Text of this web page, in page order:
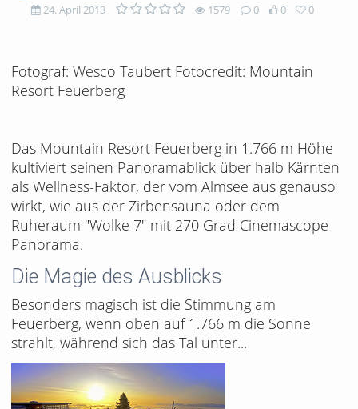
24. April 2013 1579
views
0
Kommentare
0
likes
0
favorites
Fotograf: Wesco Taubert Fotocredit: Mountain
Resort Feuerberg
Das Mountain Resort Feuerberg in 1.766 m Höhe
kultiviert seinen Panoramablick über halb Kärnten
als Wellness-Faktor, der vom Almsee aus genauso
wirkt, wie aus der Zirbensauna oder dem
Ruheraum "Wolke 7" mit 270 Grad Cinemascope-
Panorama.
Die Magie des Ausblicks
Besonders magisch ist die Stimmung am
Feuerberg, wenn oben auf 1.766 m die Sonne
strahlt, während sich das Tal unter...